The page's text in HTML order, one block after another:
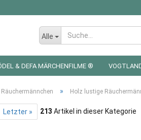
Alle
& DEFA MÄRCHENFILME ®
Räuchermännchen » Holz lustige
Letzter » 213 Artikel in dieser Kategorie